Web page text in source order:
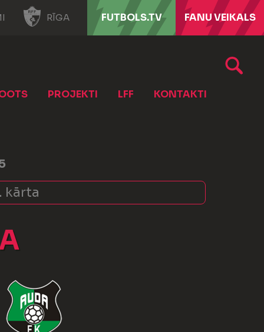
RĪGA FUTBOLS.TV FANU VEIKALS
PROJEKTI LFF KONTAKTI
kārta